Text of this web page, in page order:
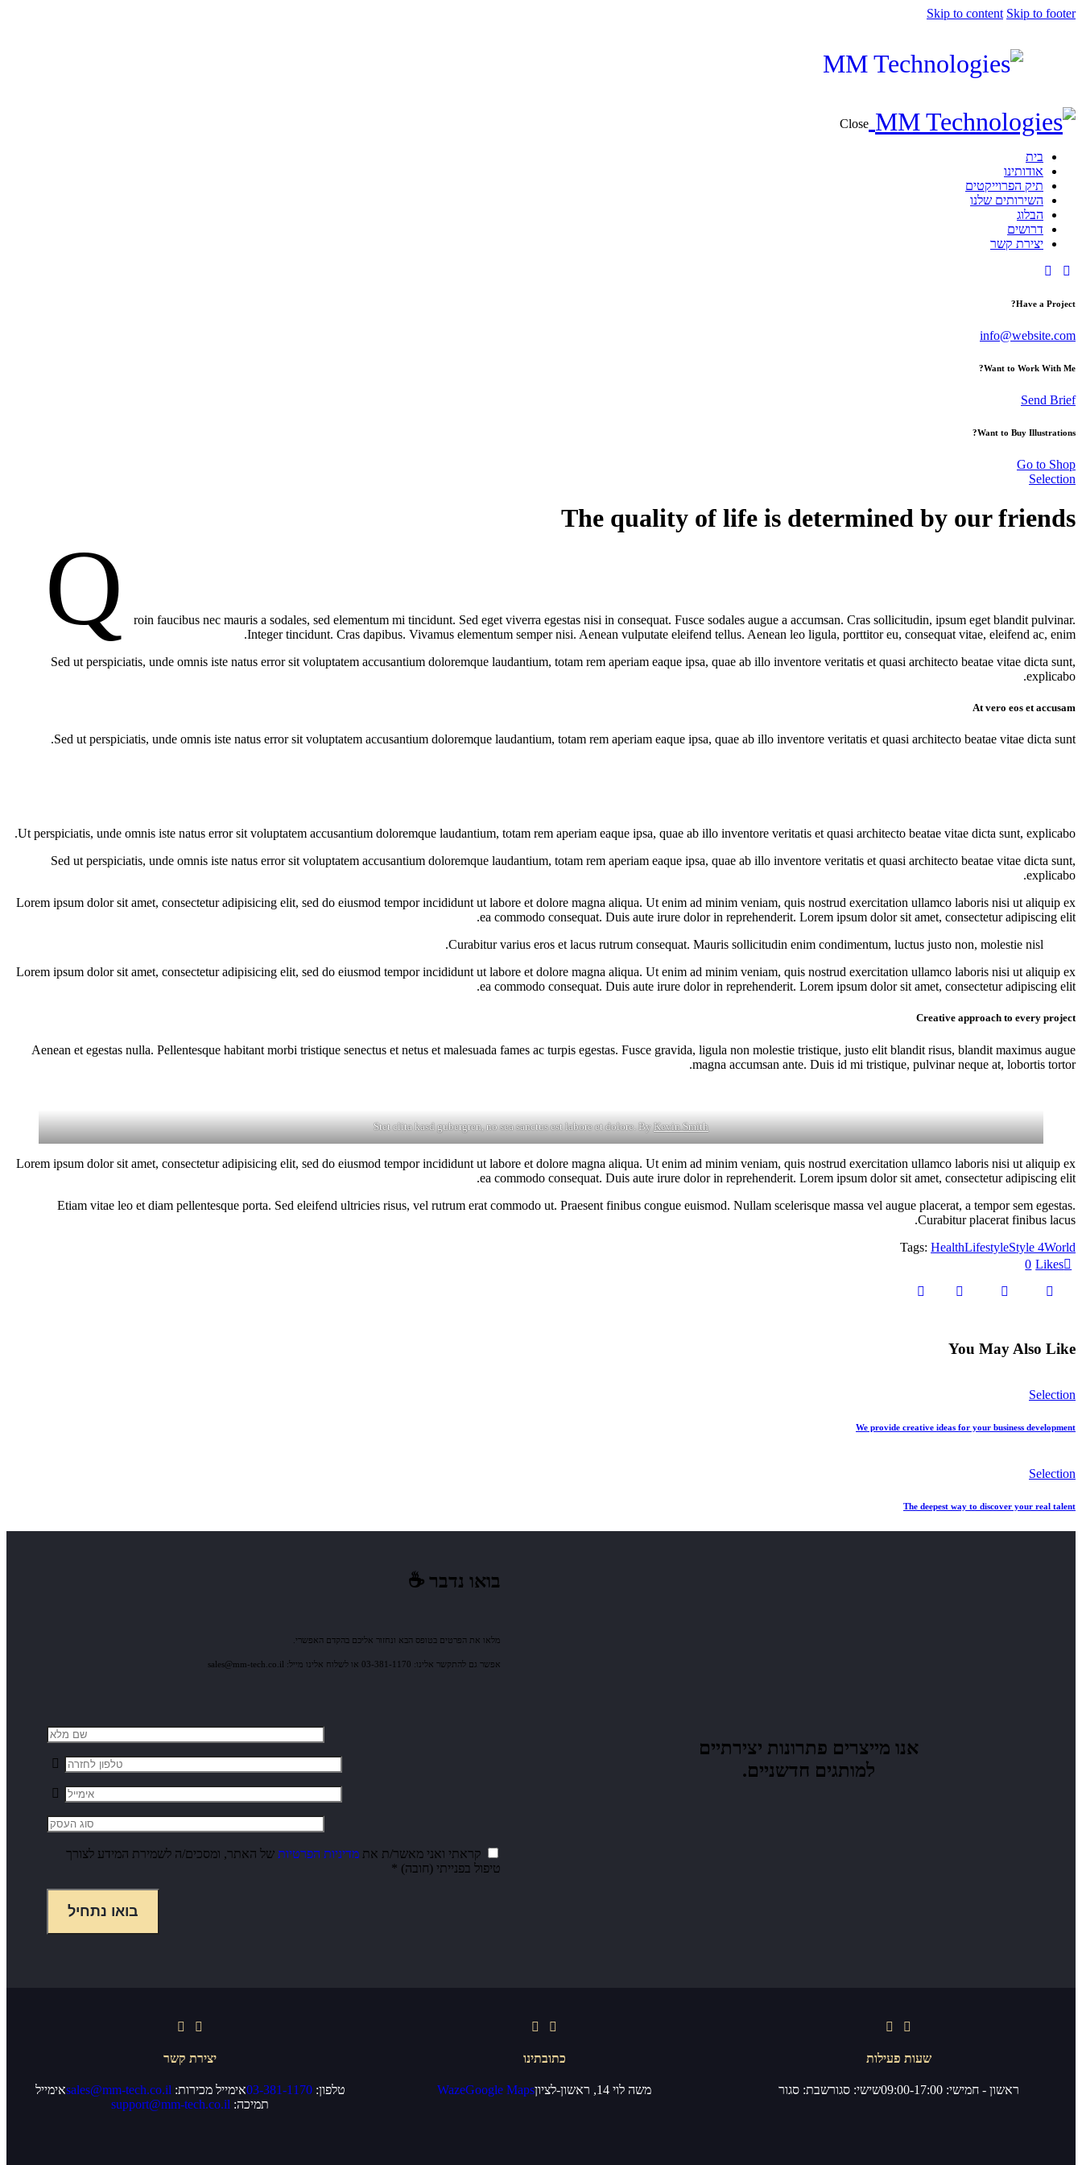
Skip to content Skip to footer
Close
בית
אודותינו
תיק הפרוייקטים
השירותים שלנו
הבלוג
דרושים
יצירת קשר
Have a Project?
info@website.com
Want to Work With Me?
Send Brief
Want to Buy Illustrations?
Go to Shop
Selection
The quality of life is determined by our friends
Q
roin faucibus nec mauris a sodales, sed elementum mi tincidunt. Sed eget viverra egestas nisi in consequat. Fusce sodales augue a accumsan. Cras sollicitudin, ipsum eget blandit pulvinar.
Integer tincidunt. Cras dapibus. Vivamus elementum semper nisi. Aenean vulputate eleifend tellus. Aenean leo ligula, porttitor eu, consequat vitae, eleifend ac, enim.
Sed ut perspiciatis, unde omnis iste natus error sit voluptatem accusantium doloremque laudantium, totam rem aperiam eaque ipsa, quae ab illo inventore veritatis et quasi architecto beatae vitae dicta sunt,
explicabo.
At vero eos et accusam
Sed ut perspiciatis, unde omnis iste natus error sit voluptatem accusantium doloremque laudantium, totam rem aperiam eaque ipsa, quae ab illo inventore veritatis et quasi architecto beatae vitae dicta sunt.
Ut perspiciatis, unde omnis iste natus error sit voluptatem accusantium doloremque laudantium, totam rem aperiam eaque ipsa, quae ab illo inventore veritatis et quasi architecto beatae vitae dicta sunt, explicabo.
Sed ut perspiciatis, unde omnis iste natus error sit voluptatem accusantium doloremque laudantium, totam rem aperiam eaque ipsa, quae ab illo inventore veritatis et quasi architecto beatae vitae dicta sunt,
explicabo.
Lorem ipsum dolor sit amet, consectetur adipisicing elit, sed do eiusmod tempor incididunt ut labore et dolore magna aliqua. Ut enim ad minim veniam, quis nostrud exercitation ullamco laboris nisi ut aliquip ex
ea commodo consequat. Duis aute irure dolor in reprehenderit. Lorem ipsum dolor sit amet, consectetur adipiscing elit.
Curabitur varius eros et lacus rutrum consequat. Mauris sollicitudin enim condimentum, luctus justo non, molestie nisl.
Lorem ipsum dolor sit amet, consectetur adipisicing elit, sed do eiusmod tempor incididunt ut labore et dolore magna aliqua. Ut enim ad minim veniam, quis nostrud exercitation ullamco laboris nisi ut aliquip ex
ea commodo consequat. Duis aute irure dolor in reprehenderit. Lorem ipsum dolor sit amet, consectetur adipiscing elit.
Creative approach to every project
Aenean et egestas nulla. Pellentesque habitant morbi tristique senectus et netus et malesuada fames ac turpis egestas. Fusce gravida, ligula non molestie tristique, justo elit blandit risus, blandit maximus augue
magna accumsan ante. Duis id mi tristique, pulvinar neque at, lobortis tortor.
Stet clita kasd gubergren, no sea sanctus est labore et dolore. ByKevin Smith
Lorem ipsum dolor sit amet, consectetur adipisicing elit, sed do eiusmod tempor incididunt ut labore et dolore magna aliqua. Ut enim ad minim veniam, quis nostrud exercitation ullamco laboris nisi ut aliquip ex
ea commodo consequat. Duis aute irure dolor in reprehenderit. Lorem ipsum dolor sit amet, consectetur adipiscing elit.
Etiam vitae leo et diam pellentesque porta. Sed eleifend ultricies risus, vel rutrum erat commodo ut. Praesent finibus congue euismod. Nullam scelerisque massa vel augue placerat, a tempor sem egestas.
Curabitur placerat finibus lacus.
Tags: HealthLifestyleStyle 4World
0 Likes
You May Also Like
Selection
We provide creative ideas for your business development
Selection
The deepest way to discover your real talent
אנו מייצרים פתרונות יצירתיים
למותגים חדשניים.
בואו נדבר ☕️
מלאו את הפרטים בטופס הבא ונחזור אליכם בהקדם האפשרי.
אפשר גם להתקשר אלינו: 03-381-1170 או לשלוח אלינו מייל: sales@mm-tech.co.il
קראתי ואני מאשר/ת את מדיניות הפרטיות של האתר, ומסכים/ה לשמירת המידע לצורך
טיפול בפנייתי (חובה) *
שעות פעילות
ראשון - חמישי: 09:00-17:00 שישי: סגורשבת: סגור
כתובתינו
משה לוי 14, ראשון-לציון WazeGoogle Maps
יצירת קשר
טלפון:03-381-1170אימייל מכירות: sales@mm-tech.co.ilאימייל
תמיכה: support@mm-tech.co.il